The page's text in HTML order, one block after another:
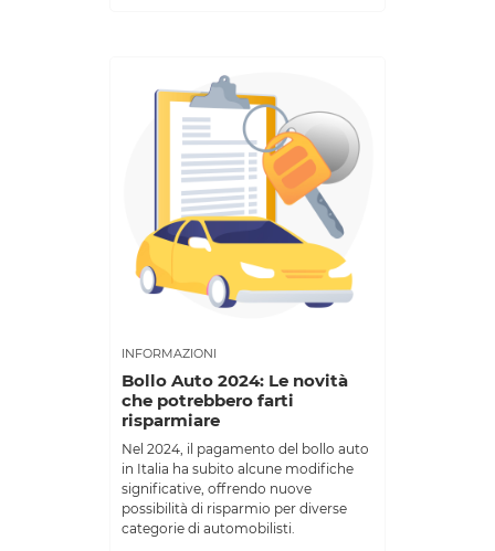
INFORMAZIONI
Bollo Auto 2024: Le novità
che potrebbero farti
risparmiare
Nel 2024, il pagamento del bollo auto
in Italia ha subito alcune modifiche
significative, offrendo nuove
possibilità di risparmio per diverse
categorie di automobilisti.